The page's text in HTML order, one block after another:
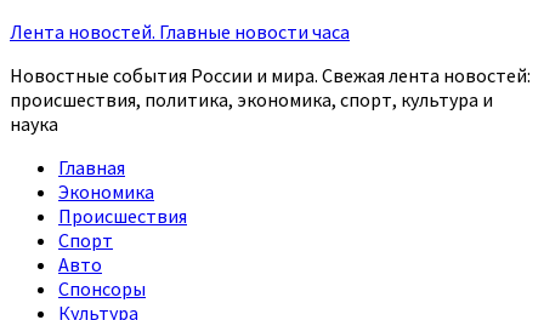
Лента новостей. Главные новости часа
Новостные события России и мира. Свежая лента новостей:
происшествия, политика, экономика, спорт, культура и
наука
Главная
Экономика
Происшествия
Спорт
Авто
Спонсоры
Культура